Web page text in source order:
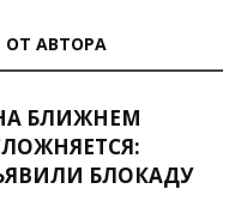
ОТ АВТОРА
БЛИЖНЕМ
БЛОКАДУ